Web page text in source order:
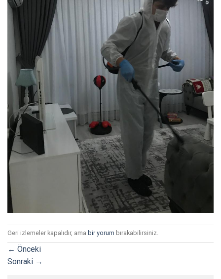
Geri izlemeler kapalıdır, ama bir yorum bırakabilirsiniz.
← Önceki
Sonraki →